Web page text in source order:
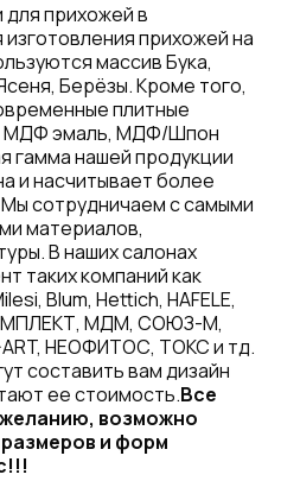
прихожей в
прихожей на
массив Бука,
Берёзы. Кроме того,
плитные
МДФ эмаль, МДФ/Шпон
гамма нашей продукции
и насчитывает более
сотрудничаем с самыми
материалов,
В наших салонах
таких компаний как
Blum, Hettich, HAFELE,
МДМ, СОЮЗ-М,
ART, НЕОФИТОС, ТОКС и тд.
составить вам дизайн
ее стоимость.Все
возможно
и форм